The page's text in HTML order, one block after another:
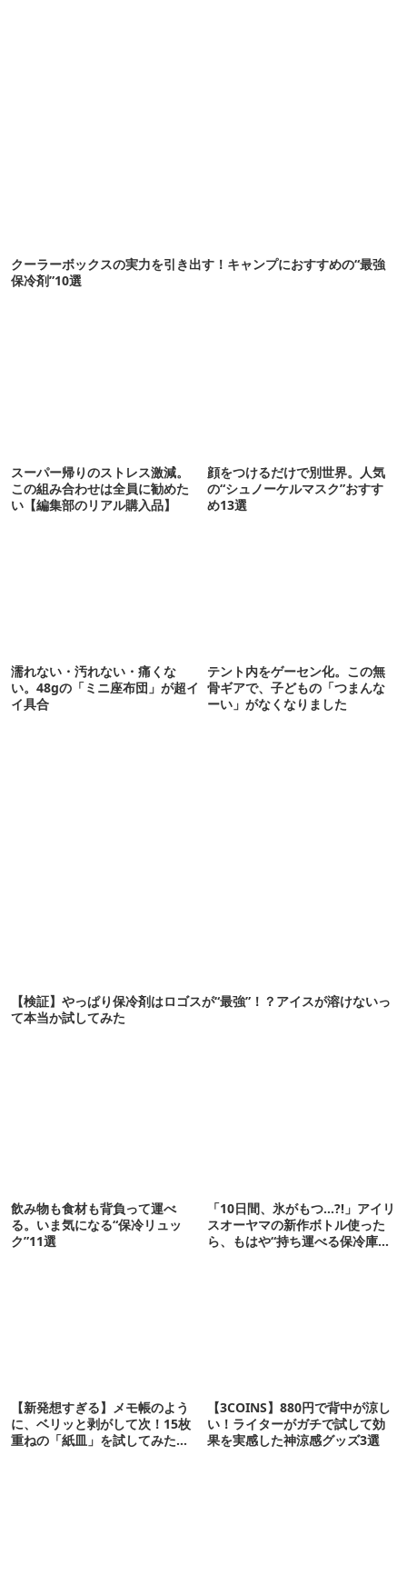
クーラーボックスの実力を引き出す！キャンプにおすすめの“最強
保冷剤”10選
スーパー帰りのストレス激減。
この組み合わせは全員に勧めた
い【編集部のリアル購入品】
顔をつけるだけで別世界。人気
の“シュノーケルマスク”おすす
め13選
濡れない・汚れない・痛くな
い。48gの「ミニ座布団」が超イ
イ具合
テント内をゲーセン化。この無
骨ギアで、子どもの「つまんな
ーい」がなくなりました
【検証】やっぱり保冷剤はロゴスが“最強”！？アイスが溶けないっ
て本当か試してみた
飲み物も食材も背負って運べ
る。いま気になる“保冷リュッ
ク”11選
「10日間、氷がもつ…?!」アイリ
スオーヤマの新作ボトル使った
ら、もはや“持ち運べる保冷庫
【新発想すぎる】メモ帳のよう
に、ベリッと剥がして次！15枚
重ねの「紙皿」を試してみた
【3COINS】880円で背中が涼し
い！ライターがガチで試して効
果を実感した神涼感グッズ3選